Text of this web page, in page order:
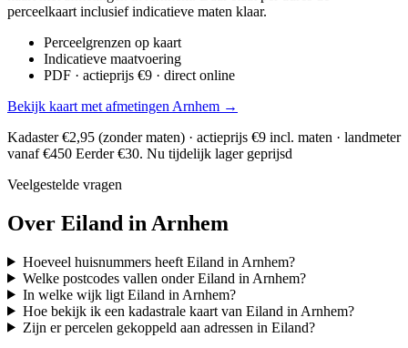
perceelkaart inclusief indicatieve maten klaar.
Perceelgrenzen op kaart
Indicatieve maatvoering
PDF · actieprijs €9 · direct online
Bekijk kaart met afmetingen Arnhem →
Kadaster €2,95 (zonder maten) · actieprijs €9 incl. maten · landmeter
vanaf €450 Eerder €30. Nu tijdelijk lager geprijsd
Veelgestelde vragen
Over Eiland in Arnhem
Hoeveel huisnummers heeft Eiland in Arnhem?
Welke postcodes vallen onder Eiland in Arnhem?
In welke wijk ligt Eiland in Arnhem?
Hoe bekijk ik een kadastrale kaart van Eiland in Arnhem?
Zijn er percelen gekoppeld aan adressen in Eiland?